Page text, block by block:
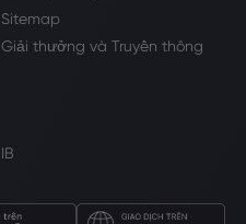
Sitemap
Giải thưởng và Truyền thông
IB